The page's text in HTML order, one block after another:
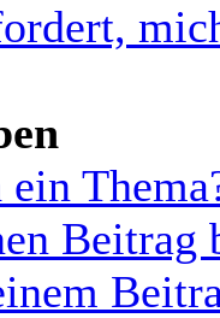
Beitrag